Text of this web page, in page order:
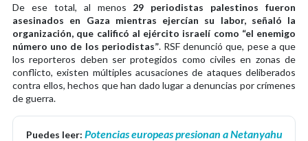
De ese total, al menos 29 periodistas palestinos fueron
asesinados en Gaza mientras ejercían su labor, señaló la
organización, que calificó al ejército israelí como “el enemigo
número uno de los periodistas”. RSF denunció que, pese a que
los reporteros deben ser protegidos como civiles en zonas de
conflicto, existen múltiples acusaciones de ataques deliberados
contra ellos, hechos que han dado lugar a denuncias por crímenes
de guerra.
Puedes leer: Potencias europeas presionan a Netanyahu